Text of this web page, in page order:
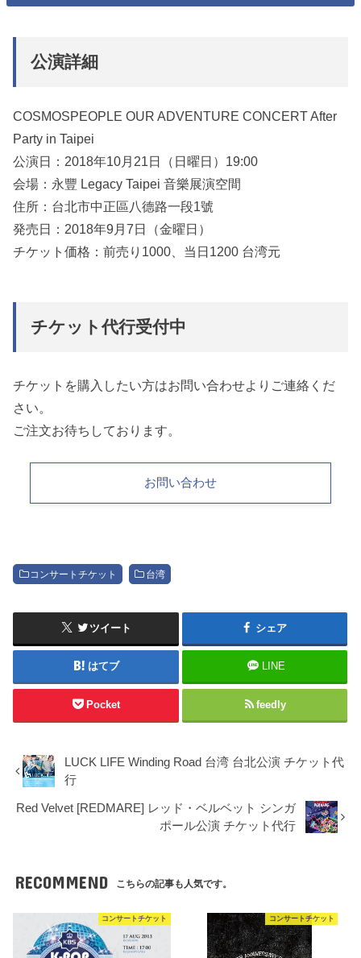
公演詳細
COSMOSPEOPLE OUR ADVENTURE CONCERT After
Party in Taipei
公演日：2018年10月21日（日曜日）19:00
会場：永豐 Legacy Taipei 音樂展演空間
住所：台北市中正區八德路一段1號
発売日：2018年9月7日（金曜日）
チケット価格：前売り1000、当日1200 台湾元
チケット代行受付中
チケットを購入したい方はお問い合わせよりご連絡くだ
さい。
ご注文お待ちしております。
お問い合わせ
コンサートチケット 台湾
ツイート シェア
はてブ LINE
Pocket feedly
LUCK LIFE Winding Road 台湾 台北公演 チケット代
行
Red Velvet [REDMARE] レッド・ベルベット シンガ
ポール公演 チケット代行
RECOMMEND こちらの記事も人気です。
コンサートチケット コンサートチケット